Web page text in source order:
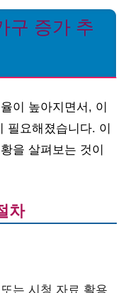
구 증가 추
이 높아지면서, 이
필요해졌습니다. 이
을 살펴보는 것이
차
는 시청 자료 활용